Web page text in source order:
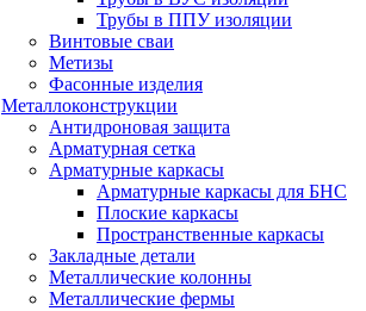
Трубы в ППУ изоляции
Винтовые сваи
Метизы
Фасонные изделия
Металлоконструкции
Антидроновая защита
Арматурная сетка
Арматурные каркасы
Арматурные каркасы для БНС
Плоские каркасы
Пространственные каркасы
Закладные детали
Металлические колонны
Металлические фермы